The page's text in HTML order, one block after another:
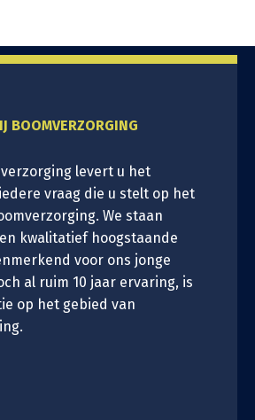
BOOMVERZORGING
levert u het
vraag die u stelt op het
We staan
kwalitatief hoogstaande
voor ons jonge
al ruim 10 jaar ervaring, is
op het gebied van